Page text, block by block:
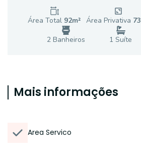
Área Total 92m² Área Privativa 73
2 Banheiros 1 Suíte
Mais informações
Area Servico